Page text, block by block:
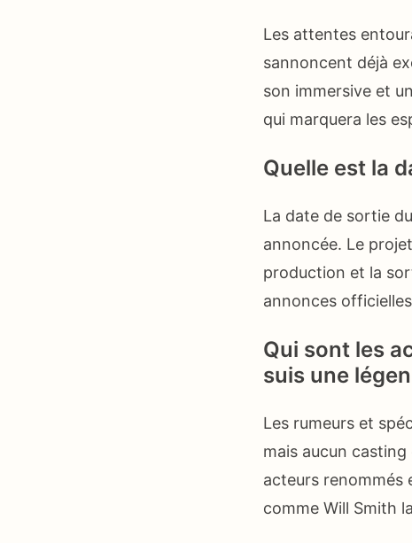
Les attentes
sannoncent déjà
son immersive et
qui marquera les
Quelle est la
La date de sortie
annoncée. Le
production et la
annonces
Qui sont les
suis une
Les rumeurs et
mais aucun
acteurs renommés
comme Will Smith